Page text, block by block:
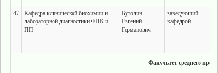
47
Кафедра клинической биохимии и
лабораторной диагностики ФПК и
ПП
Бутолин
Евгений
Германович
заведующий
кафедрой
Факультет среднего